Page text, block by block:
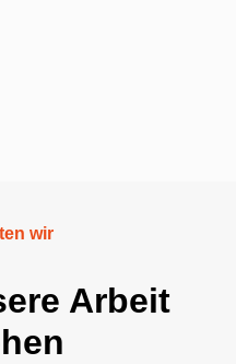
wir
Arbeit